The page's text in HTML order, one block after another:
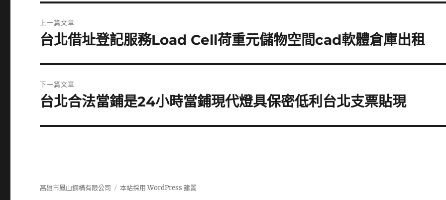
章
上一篇文章
上
篇
文
章:
台北借址登記服務Load Cell荷重元儲物空間cad軟體倉庫出租
下一篇文章
下
篇
台北合法當鋪是24小時當鋪現代燈具保密低利台北支票貼現
高雄市鳳山鋼構有限公司 本站採用 WordPress 建置